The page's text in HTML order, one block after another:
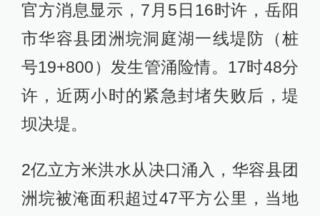
官方消息显示，7月5日16时许，岳阳
市华容县团洲垸洞庭湖一线堤防（桩
号19+800）发生管涌险情。17时48分
许，近两小时的紧急封堵失败后，堤
坝决堤。
2亿立方米洪水从决口涌入，华容县团
洲垸被淹面积超过47平方公里，当地